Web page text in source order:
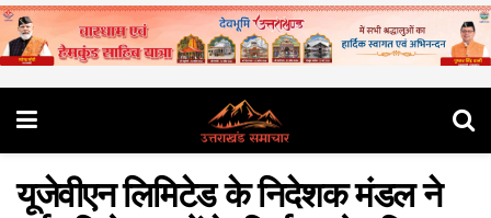
यूजेवीएन लिमिटेड के निदेशक मंडल ने